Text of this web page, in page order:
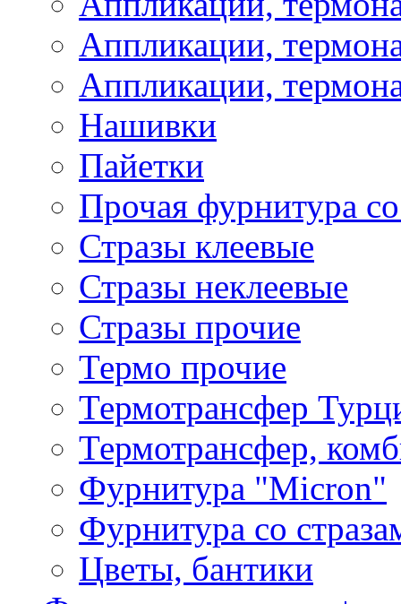
Аппликации,
Аппликации,
Нашивки
Пайетки
Прочая фурнитура
Стразы клеевые
Стразы неклеевые
Стразы прочие
Термо прочие
Термотрансфер
Термотрансфер,
Фурнитура "Micron"
Фурнитура со
Цветы, бантики